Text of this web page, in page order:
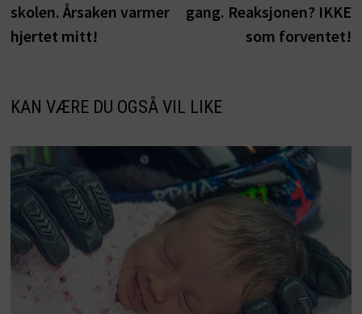
skolen. Årsaken varmer
hjertet mitt!
gang. Reaksjonen? IKKE
som forventet!
KAN VÆRE DU OGSÅ VIL LIKE